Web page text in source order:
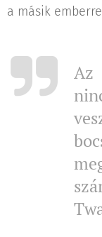
a másik
Az